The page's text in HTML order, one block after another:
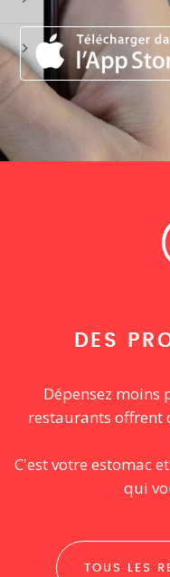
DES
Dépensez moins
restaurants offrent
C'est votre estomac
qui
TOUS LES